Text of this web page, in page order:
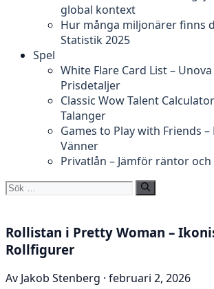
global kontext
Hur många miljonärer finns
Statistik 2025
Spel
White Flare Card List –
Prisdetaljer
Classic Wow Talent
Talanger
Games to Play with Friends –
Vänner
Privatlån – Jämför räntor
Sök
Rollistan i Pretty Woman –
Rollfigurer
Av Jakob Stenberg · februari 2, 2026